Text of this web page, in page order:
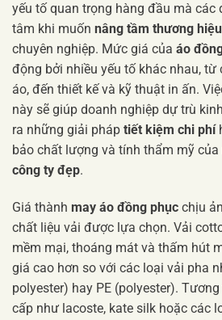
yếu tố quan trọng hàng đầu mà các
tâm khi muốn nâng tầm thương hiệu
chuyên nghiệp. Mức giá của áo
động bởi nhiều yếu tố khác nhau, từ
áo, đến thiết kế và kỹ thuật in ấn.
này sẽ giúp doanh nghiệp dự trù
ra những giải pháp tiết kiệm chi phí
bảo chất lượng và tính thẩm mỹ của
công ty đẹp.
Giá thành may áo đồng phục chịu
chất liệu vải được lựa chọn. Vải
mềm mại, thoáng mát và thấm hút
giá cao hơn so với các loại vải pha
polyester) hay PE (polyester).
cấp như lacoste, kate silk hoặc các